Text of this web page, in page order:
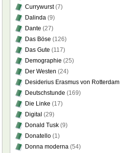
Currywurst(7)
Dalinda (9)
Dante (27)
Das Böse (126)
Das Gute (117)
Demographie (25)
Der Westen (24)
Desiderius Erasmus von Rotterdam
Deutschstunde (169)
Die Linke (17)
Digital (29)
Donald Tusk (9)
Donatello (1)
Donna moderna (54)